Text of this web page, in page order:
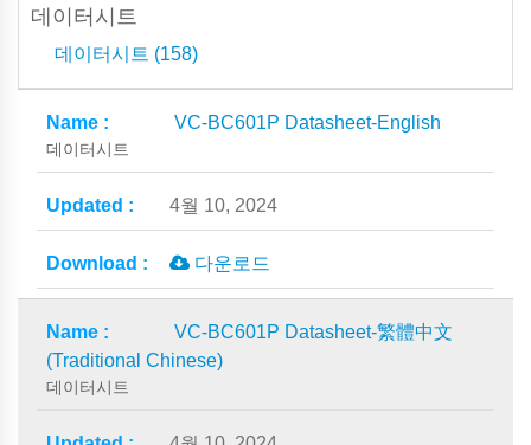
데이터시트
데이터시트 (158)
VC-BC601P Datasheet-English
데이터시트
4월 10, 2024
다운로드
VC-BC601P Datasheet-繁體中文
(Traditional Chinese)
데이터시트